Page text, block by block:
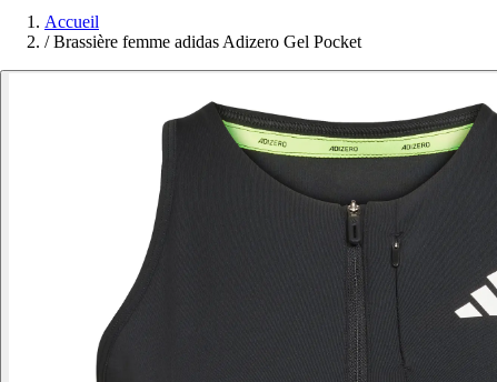
Accueil
/ Brassière femme adidas Adizero Gel Pocket